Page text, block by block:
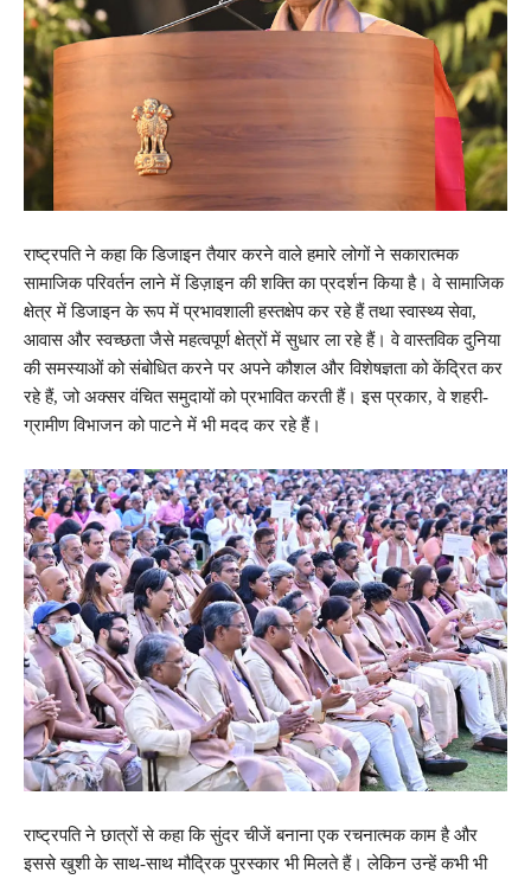
राष्ट्रपति ने कहा कि डिजाइन तैयार करने वाले हमारे लोगों ने सकारात्मक
सामाजिक परिवर्तन लाने में डिज़ाइन की शक्ति का प्रदर्शन किया है। वे सामाजिक
क्षेत्र में डिजाइन के रूप में प्रभावशाली हस्तक्षेप कर रहे हैं तथा स्वास्थ्य सेवा,
आवास और स्वच्छता जैसे महत्वपूर्ण क्षेत्रों में सुधार ला रहे हैं। वे वास्तविक दुनिया
की समस्याओं को संबोधित करने पर अपने कौशल और विशेषज्ञता को केंद्रित कर
रहे हैं, जो अक्सर वंचित समुदायों को प्रभावित करती हैं। इस प्रकार, वे शहरी-
ग्रामीण विभाजन को पाटने में भी मदद कर रहे हैं।
राष्ट्रपति ने छात्रों से कहा कि सुंदर चीजें बनाना एक रचनात्मक काम है और
इससे खुशी के साथ-साथ मौद्रिक पुरस्कार भी मिलते हैं। लेकिन उन्हें कभी भी